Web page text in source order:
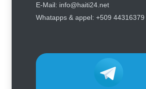
Police nationale : les
internes profitent-
E-Mail: info@haiti24.net
Whatapps & appel: +509 44316379